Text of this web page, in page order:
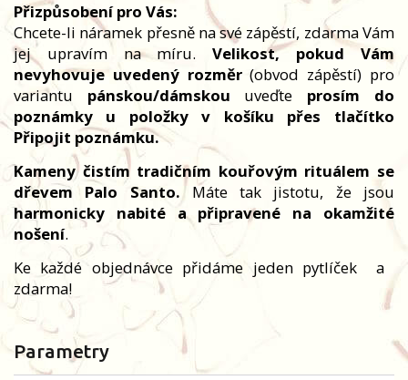
Přizpůsobení pro Vás:
Chcete-li náramek přesně na své zápěstí, zdarma Vám
jej upravím na míru.Velikost, pokud Vám
nevyhovuje uvedený rozměr(obvod zápěstí) pro
variantu pánskou/dámskou uveďte prosím do
poznámky u položky v košíku přes tlačítko
Připojit poznámku.
Kameny čistím tradičním kouřovým rituálem se
dřevem Palo Santo. Máte tak jistotu, že jsou
harmonicky nabité a připravené na okamžité
nošení.
Ke každé objednávce přidáme jeden pytlíček
a
zdarma!
Parametry